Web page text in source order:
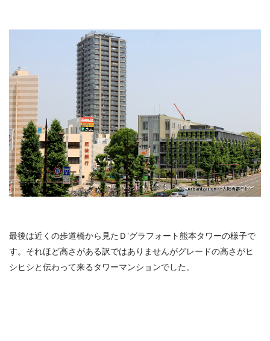
最後は近くの歩道橋から見たＤ’グラフォート熊本タワーの様子で
す。それほど高さがある訳ではありませんがグレードの高さがヒ
シヒシと伝わって来るタワーマンションでした。